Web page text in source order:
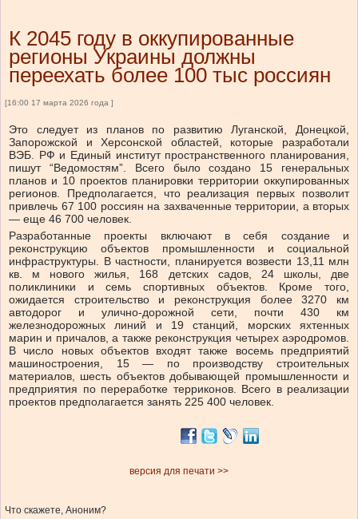
К 2045 году в оккупированные
регионы Украины должны
переехать более 100 тыс россиян
[16:00 17 марта 2026 года ]
Это следует из планов по развитию Луганской, Донецкой,
Запорожской и Херсонской областей, которые разработали
ВЭБ. РФ и Единый институт пространственного планирования,
пишут “Ведомостям”. Всего было создано 15 генеральных
планов и 10 проектов планировки территории оккупированных
регионов. Предполагается, что реализация первых позволит
привлечь 67 100 россиян на захваченные территории, а вторых
— еще 46 700 человек.
Разработанные проекты включают в себя создание и
реконструкцию объектов промышленности и социальной
инфраструктуры. В частности, планируется возвести 13,11 млн
кв. м нового жилья, 168 детских садов, 24 школы, две
поликлиники и семь спортивных объектов. Кроме того,
ожидается строительство и реконструкция более 3270 км
автодорог и улично-дорожной сети, почти 430 км
железнодорожных линий и 19 станций, морских яхтенных
марин и причалов, а также реконструкция четырех аэродромов.
В число новых объектов входят также восемь предприятий
машиностроения, 15 — по производству строительных
материалов, шесть объектов добывающей промышленности и
предприятия по переработке терриконов. Всего в реализации
проектов предполагается занять 225 400 человек.
версия для печати >>
Что скажете, Аноним?